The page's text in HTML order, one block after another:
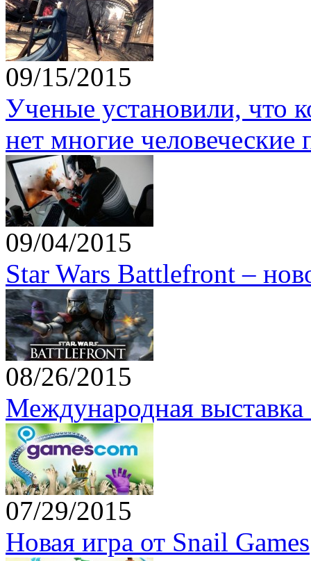
09/15/2015
Ученые установили, что
нет многие человеческие
09/04/2015
Star Wars Battlefront –
08/26/2015
Международная
07/29/2015
Новая игра от Snail Games